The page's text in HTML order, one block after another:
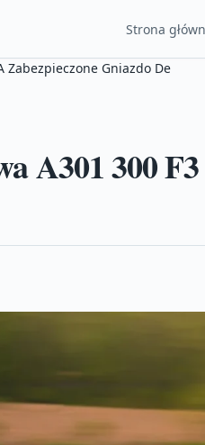
Strona
Zabezpieczone Gniazdo De
A301 300